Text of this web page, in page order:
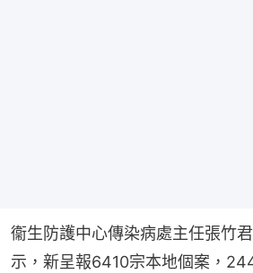
衞生防護中心傳染病處主任張竹
示，新呈報6410宗本地個案，